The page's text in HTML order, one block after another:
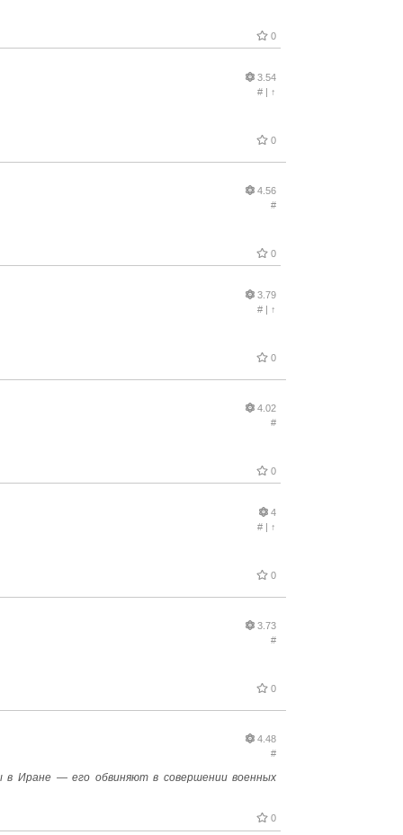
0
3.54
#| ↑
0
4.56
#
0
3.79
#| ↑
0
4.02
#
0
4
#| ↑
0
3.73
#
0
4.48
#
в Иране — его обвиняют в совершении военных
0